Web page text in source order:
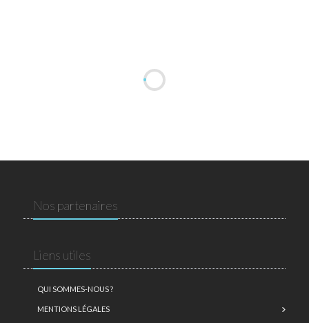
Nos partenaires
Liens utiles
QUI SOMMES-NOUS ?
MENTIONS LÉGALES